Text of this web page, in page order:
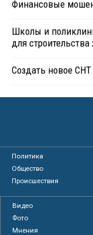
Финансовые
Школы и
для
Создать новое СНТ
Политика
Общество
Происшествия
Видео
Фото
Мнения